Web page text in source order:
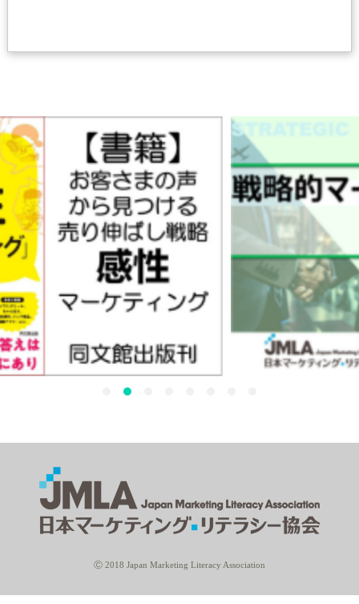
Ⓒ 2018 Japan Marketing Literacy Association